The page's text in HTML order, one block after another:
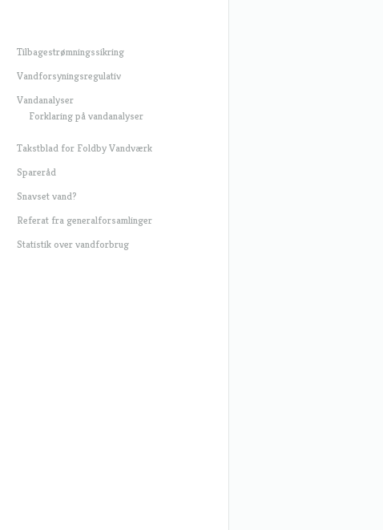
Tilbagestrømningssikring
Vandforsyningsregulativ
Vandanalyser
Forklaring på vandanalyser
Takstblad for Foldby Vandværk
Spareråd
Snavset vand?
Referat fra generalforsamlinger
Statistik over vandforbrug